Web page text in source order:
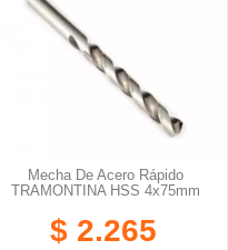
Mecha De Acero Rápido
TRAMONTINA HSS 4x75mm
$ 2.265